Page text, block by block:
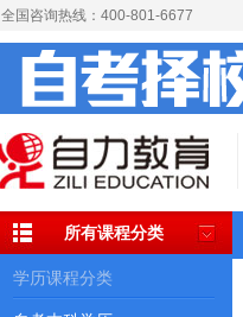
全国咨询热线：400-801-6677
所有课程分类
学历课程分类